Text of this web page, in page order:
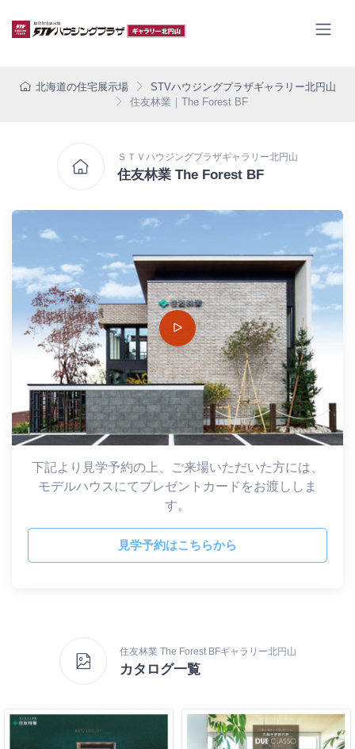
北海道の住宅展示場
STVハウジングプラザギャラリー北円山
住友林業｜The Forest BF
ＳＴＶハウジングプラザギャラリー北円山
住友林業 The Forest BF
下記より見学予約の上、ご来場いただいた方には、
モデルハウスにてプレゼントカードをお渡ししま
す。
見学予約はこちらから
住友林業 The Forest BFギャラリー北円山
カタログ一覧